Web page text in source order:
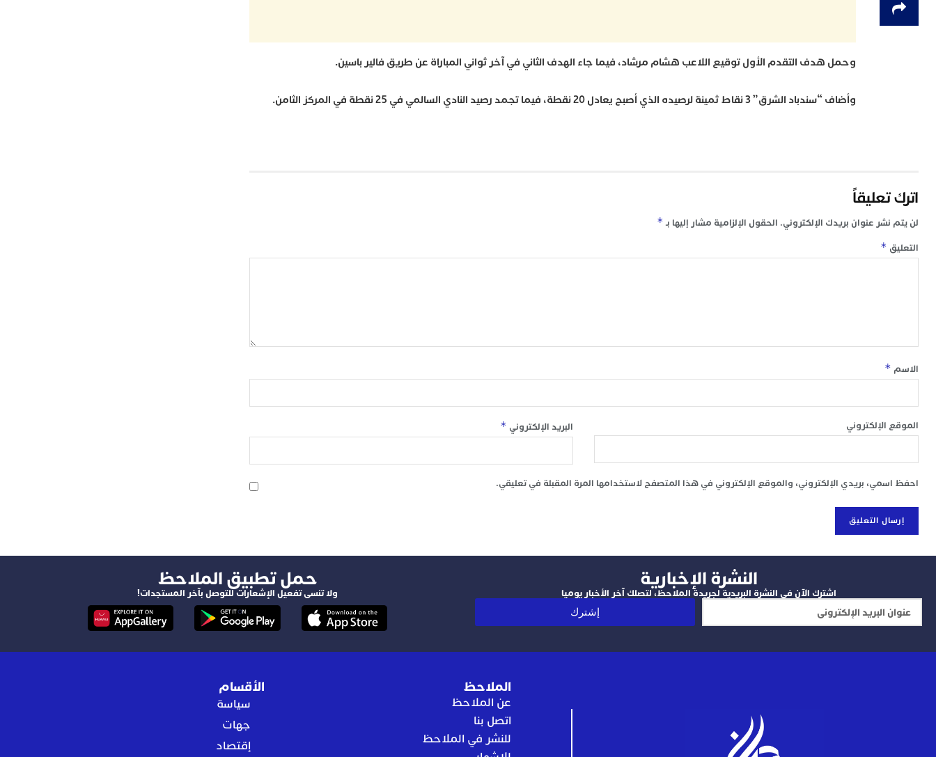
وحمل هدف التقدم الأول توقيع اللاعب هشام مرشاد، فيما جاء الهدف الثاني في آخر ثواني المباراة عن طريق فالير باسين.
وأضاف “سندباد الشرق” 3 نقاط ثمينة لرصيده الذي أصبح يعادل 20 نقطة، فيما تجمد رصيد النادي السالمي في 25 نقطة في المركز الثامن.
اترك تعليقاً
لن يتم نشر عنوان بريدك الإلكتروني. الحقول الإلزامية مشار إليها بـ*
التعليق *
الاسم *
البريد الإلكتروني * الموقع الإلكتروني
احفظ اسمي، بريدي الإلكتروني، والموقع الإلكتروني في هذا المتصفح لاستخدامها المرة المقبلة في تعليقي.
النشرة الإخبارية
اشترك الآن في النشرة البريدية لجريدة الملاحظ، لتصلك آخر الأخبار يوميا
إشترك
‫حمل تطبيق الملاحظ
ولا تنسى تفعيل الإشعارات للتوصل بآخر المستجدات!
الملاحظ
عن الملاحظ
اتصل بنا
للنشر في الملاحظ
الأقسام
سياسة
جهات
إقتصاد